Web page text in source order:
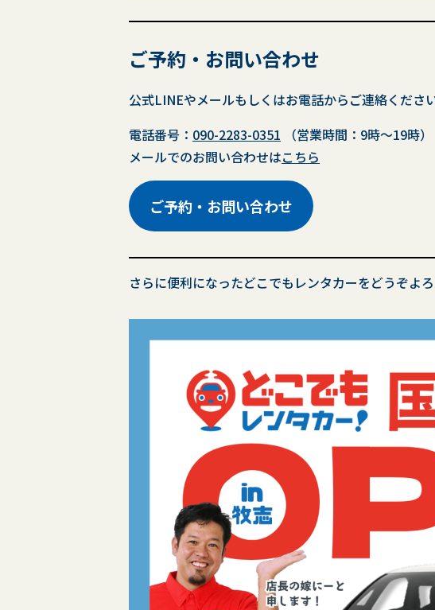
ご予約・お問い合わせ
公式LINEやメールもしくはお電話からご連絡ください
電話番号： 090-2283-0351 （営業時間：9時～19時）
メールでのお問い合わせはこちら
ご予約・お問い合わせ
さらに便利になったどこでもレンタカーをどうぞよ